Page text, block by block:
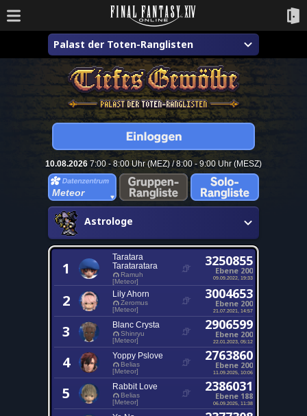
Palast der Toten-Ranglisten
10.08.2026 7:00 - 8:00 Uhr (MEZ) / 8:00 - 9:00 Uhr (MESZ)
Meteor
Astrologe
1
Taratara
Tarataratara
Ramuh
[Meteor]
3250855
Ebene 200
09.09.2022, 19:33
2 Lily Ahorn
Zeromus
[Meteor]
3004653
Ebene 200
21.07.2021, 14:57
3 Blanc Crysta
Shinryu
[Meteor]
2906599
Ebene 200
22.01.2023, 05:12
4 Yoppy Pslove
Belias
[Meteor]
2763860
Ebene 200
11.09.2025, 10:06
5 Rabbit Love
Belias
[Meteor]
2386031
Ebene 188
06.09.2025, 11:38